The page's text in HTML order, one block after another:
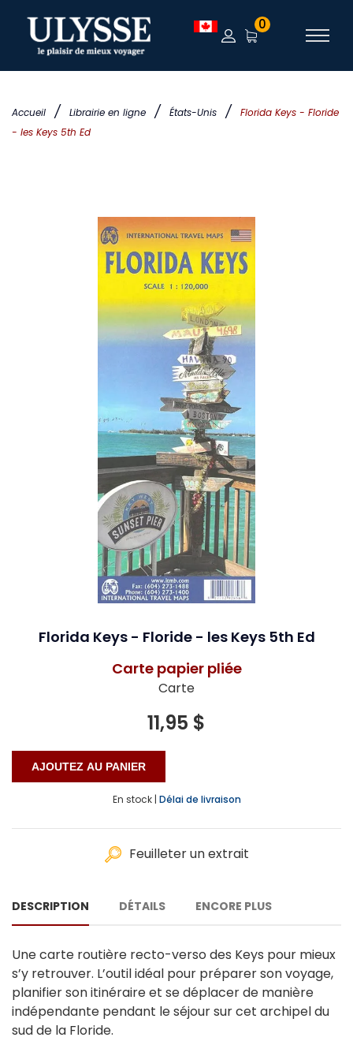
Accueil / Librairie en ligne / États-Unis /
Florida Keys - Floride
- les Keys 5th Ed
0
Florida Keys - Floride - les Keys 5th Ed
Carte papier pliée
Carte
11,95 $
En stock | Délai de livraison
Feuilleter un extrait
DESCRIPTION DÉTAILS ENCORE PLUS
Une carte routière recto-verso des Keys pour mieux
s’y retrouver. L’outil idéal pour préparer son voyage,
planifier son itinéraire et se déplacer de manière
indépendante pendant le séjour sur cet archipel du
sud de la Floride.